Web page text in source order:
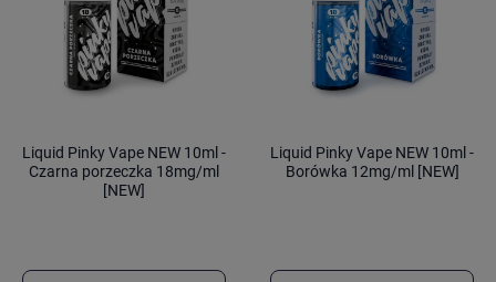
Liquid Pinky Vape NEW 10ml -
Czarna porzeczka 18mg/ml
[NEW]
Liquid Pinky Vape NEW 10ml -
Borówka 12mg/ml [NEW]